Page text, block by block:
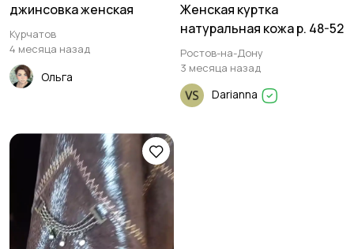
джинсовка женская
Курчатов
4 месяца назад
Ольга
Женская куртка
натуральная кожа р. 48-52
Ростов-на-Дону
3 месяца назад
Darianna